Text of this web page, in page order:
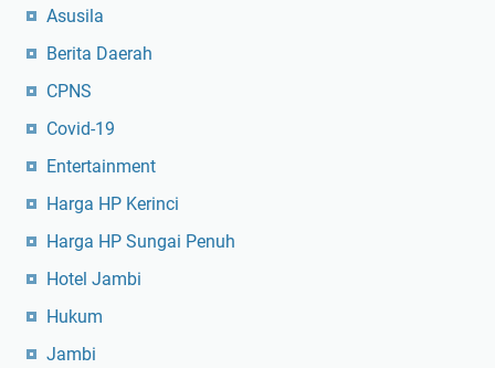
Asusila
Berita Daerah
CPNS
Covid-19
Entertainment
Harga HP Kerinci
Harga HP Sungai Penuh
Hotel Jambi
Hukum
Jambi